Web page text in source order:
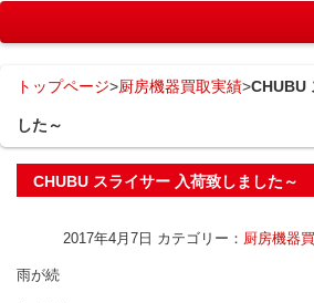
トップページ>厨房機器買取実績>CHUBU
した～
CHUBU スライサー 入荷致しました～
2017年4月7日 カテゴリー： 厨房機器
雨が続